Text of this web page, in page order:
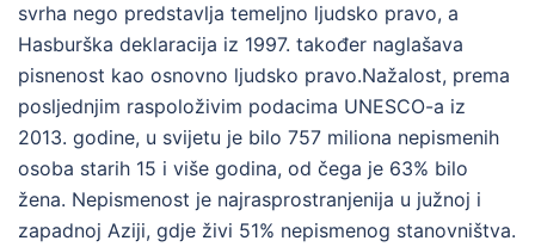
svrha nego predstavlja temeljno ljudsko pravo, a
Hasburška deklaracija iz 1997. također naglašava
pisnenost kao osnovno ljudsko pravo.Nažalost, prema
posljednjim raspoloživim podacima UNESCO-a iz
2013. godine, u svijetu je bilo 757 miliona nepismenih
osoba starih 15 i više godina, od čega je 63% bilo
žena. Nepismenost je najrasprostranjenija u južnoj i
zapadnoj Aziji, gdje živi 51% nepismenog stanovništva.